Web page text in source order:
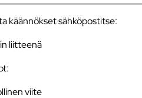
käännökset sähköpostitse:
liitteenä
viite